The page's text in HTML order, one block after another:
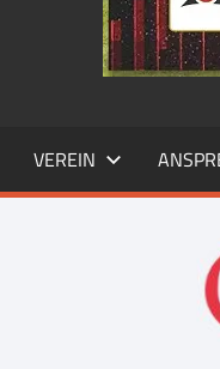
VEREIN